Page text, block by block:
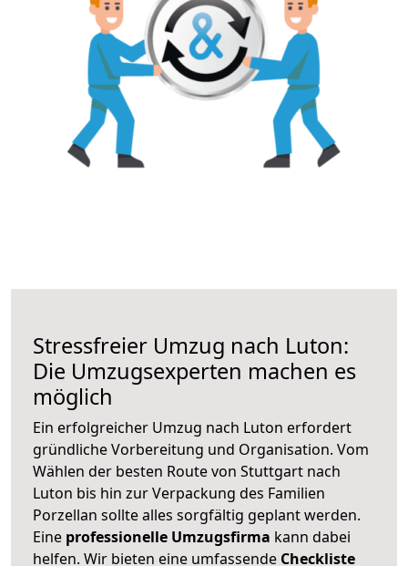
Stressfreier Umzug nach Luton:
Die Umzugsexperten machen es
möglich
Ein erfolgreicher Umzug nach Luton erfordert
gründliche Vorbereitung und Organisation. Vom
Wählen der besten Route von Stuttgart nach
Luton bis hin zur Verpackung des Familien
Porzellan sollte alles sorgfältig geplant werden.
Eine professionelle Umzugsfirma kann dabei
helfen. Wir bieten eine umfassende Checkliste